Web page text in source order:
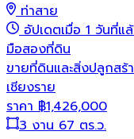
ท่าสาย
อัปเดตเมื่อ 1 วันที่แ
มือสองที่ดิน
ขายที่ดินและสิ่งปลูกสร้
เชียงราย
ราคา ฿1,426,000
3 งาน 67 ตร.ว.